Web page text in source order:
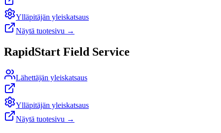
Ylläpitäjän yleiskatsaus
Näytä tuotesivu →
RapidStart Field Service
Lähettäjän yleiskatsaus
Ylläpitäjän yleiskatsaus
Näytä tuotesivu →